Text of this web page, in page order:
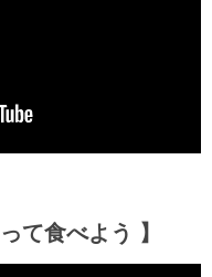
て食べよう 】